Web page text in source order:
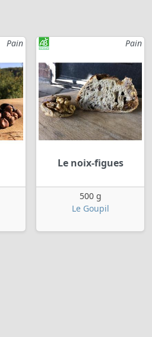
Pain Pain
Le noix-figues
500 g
Le Goupil